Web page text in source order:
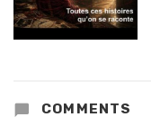
COMMENTS